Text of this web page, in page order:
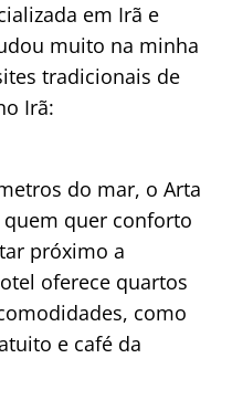
em Irã e
muito na minha
tradicionais de
Irã:
do mar, o Arta
quer conforto
próximo a
oferece quartos
como
e café da